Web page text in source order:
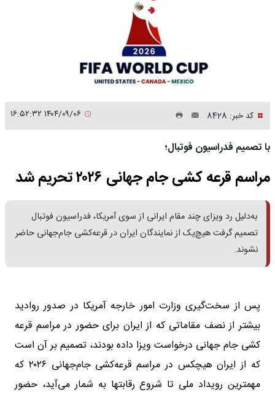
کد خبر: 8428
با تصمیم فدراسیون فوتبال؛
مراسم قرعه کشی جام جهانی ۲۰۲۶ تحریم شد
به‌دلیل رد ویزای چند مقام ایرانی از سوی آمریکا، فدراسیون فوتبال
تصمیم گرفت هیچ‌یک از نمایندگان ایران در قرعه‌کشی جام‌جهانی حاضر
نشوند.
پس از سخت‌گیری وزارت امور خارجه آمریکا در صدور روادید
بیشتر از نصف مقاماتی که از ایران برای حضور در مراسم قرعه
کشی جام جهانی درخواست ویزا داده بودند، تصمیم بر آن است
که از ایران هیچکس در مراسم قرعه‌کشی جام‌جهانی ۲۰۲۶ که
مهمترین رویداد ملی تا شروع رقابتها به شمار می‌آید، حضور